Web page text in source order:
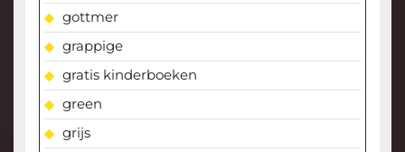
gottmer
grappige
gratis kinderboeken
green
grijs